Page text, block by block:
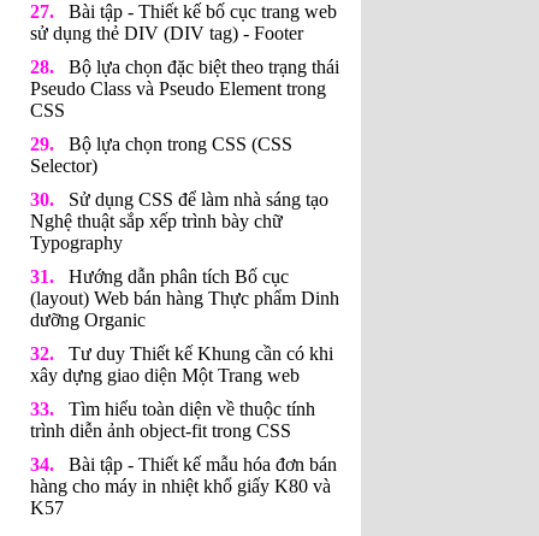
Bài tập - Thiết kế bố cục trang web
sử dụng thẻ DIV (DIV tag) - Footer
Bộ lựa chọn đặc biệt theo trạng thái
Pseudo Class và Pseudo Element trong
CSS
Bộ lựa chọn trong CSS (CSS
Selector)
Sử dụng CSS để làm nhà sáng tạo
Nghệ thuật sắp xếp trình bày chữ
Typography
Hướng dẫn phân tích Bố cục
(layout) Web bán hàng Thực phẩm Dinh
dưỡng Organic
Tư duy Thiết kế Khung cần có khi
xây dựng giao diện Một Trang web
Tìm hiểu toàn diện về thuộc tính
trình diễn ảnh object-fit trong CSS
Bài tập - Thiết kế mẫu hóa đơn bán
hàng cho máy in nhiệt khổ giấy K80 và
K57